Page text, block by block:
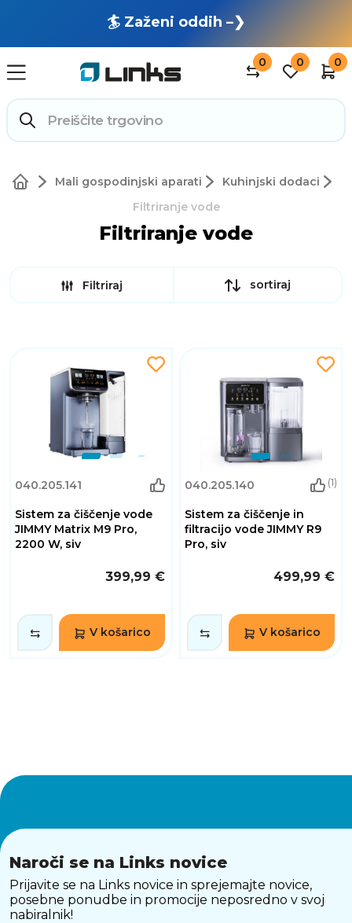
🏄 Zaženi oddih –❯
0 0 0
Mali gospodinjski aparati
Kuhinjski dodaci
Filtriranje vode
Filtriranje vode
Filtriraj sortiraj
040.205.141
Sistem za čiščenje vode
JIMMY Matrix M9 Pro,
2200 W, siv
399,99 €
V košarico
040.205.140 (1)
Sistem za čiščenje in
filtracijo vode JIMMY R9
Pro, siv
499,99 €
V košarico
Naroči se na Links novice
Prijavite se na Links novice in sprejemajte novice,
posebne ponudbe in promocije neposredno v svoj
nabiralnik!